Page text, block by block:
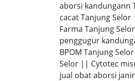
aborsi kandungann
cacat Tanjung
Farma Tanjung
penggugur
BPOM Tanjung
Selor || Cytotec
jual obat aborsi